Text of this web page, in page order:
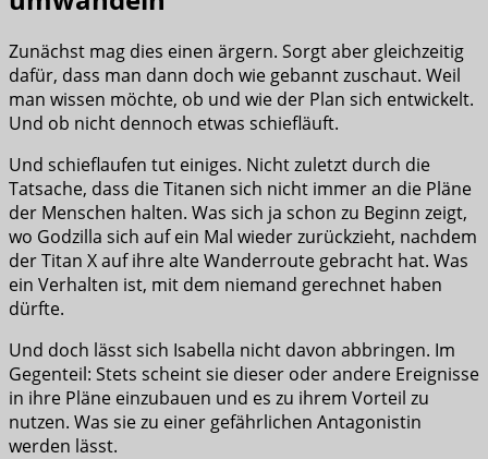
Zunächst mag dies einen ärgern. Sorgt aber gleichzeitig
dafür, dass man dann doch wie gebannt zuschaut. Weil
man wissen möchte, ob und wie der Plan sich entwickelt.
Und ob nicht dennoch etwas schiefläuft.
Und schieflaufen tut einiges. Nicht zuletzt durch die
Tatsache, dass die Titanen sich nicht immer an die Pläne
der Menschen halten. Was sich ja schon zu Beginn zeigt,
wo Godzilla sich auf ein Mal wieder zurückzieht, nachdem
der Titan X auf ihre alte Wanderroute gebracht hat. Was
ein Verhalten ist, mit dem niemand gerechnet haben
dürfte.
Und doch lässt sich Isabella nicht davon abbringen. Im
Gegenteil: Stets scheint sie dieser oder andere Ereignisse
in ihre Pläne einzubauen und es zu ihrem Vorteil zu
nutzen. Was sie zu einer gefährlichen Antagonistin
werden lässt.